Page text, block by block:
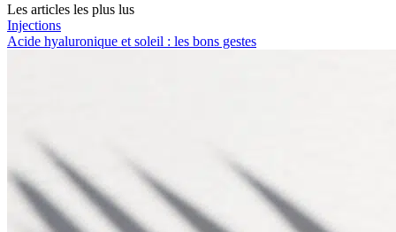
Les articles les plus lus
Injections
Acide hyaluronique et soleil : les bons gestes